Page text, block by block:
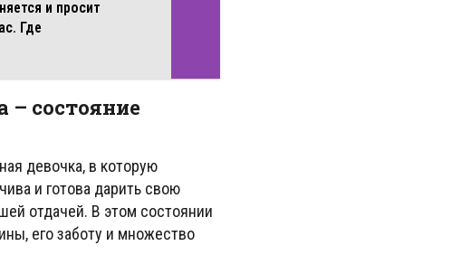
и просит
Где
состояние
девочка, в которую
и готова дарить свою
отдачей. В этом состоянии
его заботу и множество